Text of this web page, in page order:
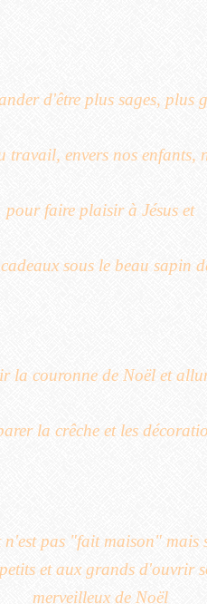
d'être plus sages, plus
travail, envers nos enfants,
pour faire plaisir à Jésus et
sous le beau sapin
la couronne de Noël et
la crêche et les
pas "fait maison" mais
et aux grands d'ouvrir
merveilleux de Noël